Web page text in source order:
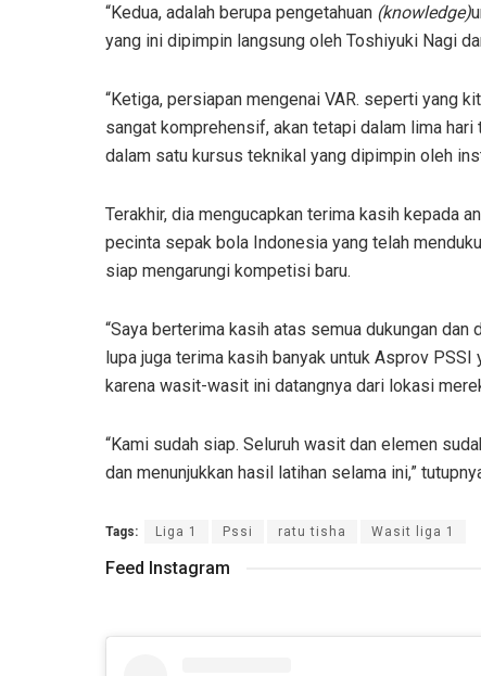
“Kedua, adalah berupa pengetahuan (knowledge)
yang ini dipimpin langsung oleh Toshiyuki Nagi
“Ketiga, persiapan mengenai VAR. seperti yang
sangat komprehensif, akan tetapi dalam lima
dalam satu kursus teknikal yang dipimpin oleh
Terakhir, dia mengucapkan terima kasih kepada
pecinta sepak bola Indonesia yang telah
siap mengarungi kompetisi baru.
“Saya berterima kasih atas semua dukungan
lupa juga terima kasih banyak untuk Asprov
karena wasit-wasit ini datangnya dari lokasi
“Kami sudah siap. Seluruh wasit dan elemen
dan menunjukkan hasil latihan selama ini,”
Tags: Liga 1 Pssi ratu tisha Wasit liga 1
Feed Instagram